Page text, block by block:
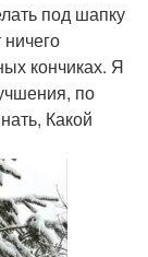
под шапку
кончиках. Я
по
Какой